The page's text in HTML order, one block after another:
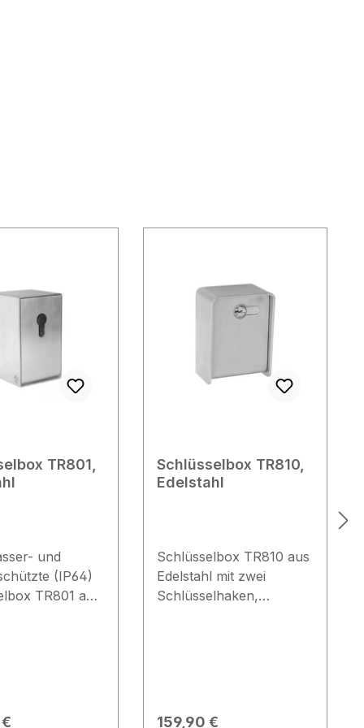
TR801,
und
(IP64)
TR801 aus
Preis:
Schlüsselbox TR810,
Edelstahl
Schlüsselbox TR810 aus
Edelstahl mit zwei
Schlüsselhaken,
Profilhalbzylinder 30/10
Regulärer Preis:
159,90 €